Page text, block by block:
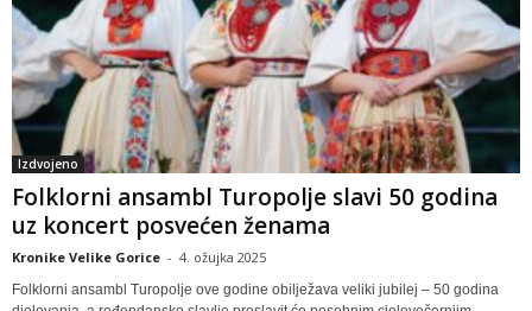
Izdvojeno
Folklorni ansambl Turopolje slavi 50 godina
uz koncert posvećen ženama
Kronike Velike Gorice - 4. ožujka 2025
Folklorni ansambl Turopolje ove godine obilježava veliki jubilej – 50 godina